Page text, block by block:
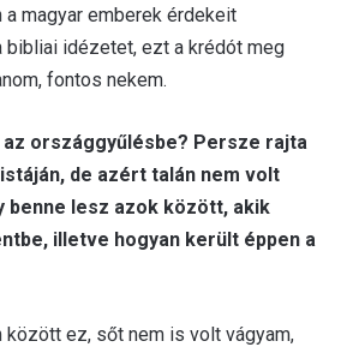
magyar emberek érdekeit
bibliai idézetet, ezt a krédót meg
fontos nekem.
országgyűlésbe? Persze rajta
de azért talán nem volt
benne lesz azok között, akik
illetve hogyan került éppen a
között ez, sőt nem is volt vágyam,